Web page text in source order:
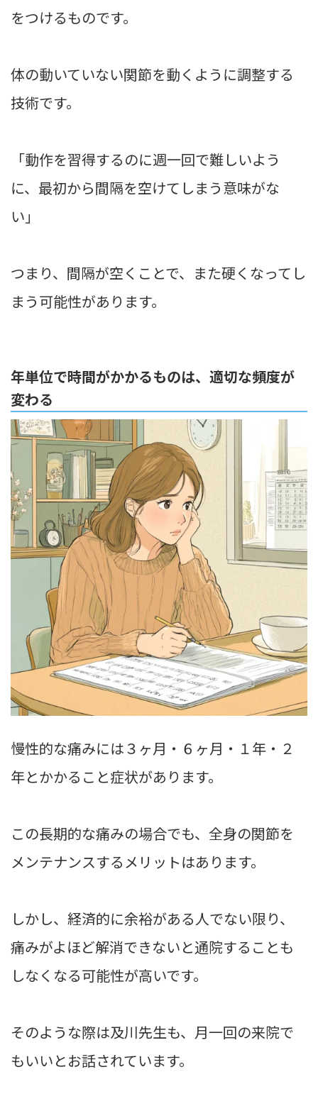
をつけるものです。
体の動いていない関節を動くように調整する
技術です。
「動作を習得するのに週一回で難しいよう
に、最初から間隔を空けてしまう意味がな
い」
つまり、間隔が空くことで、また硬くなってし
まう可能性があります。
年単位で時間がかかるものは、適切な頻度が
変わる
慢性的な痛みには３ヶ月・６ヶ月・１年・２
年とかかること症状があります。
この長期的な痛みの場合でも、全身の関節を
メンテナンスするメリットはあります。
しかし、経済的に余裕がある人でない限り、
痛みがよほど解消できないと通院することも
しなくなる可能性が高いです。
そのような際は及川先生も、月一回の来院で
もいいとお話されています。